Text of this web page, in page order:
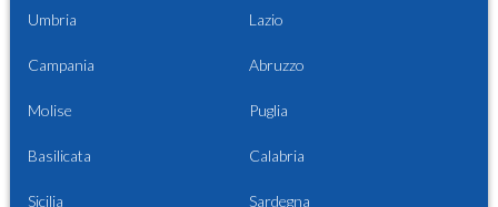
Umbria Lazio
Campania Abruzzo
Molise Puglia
Basilicata Calabria
Sicilia Sardegna